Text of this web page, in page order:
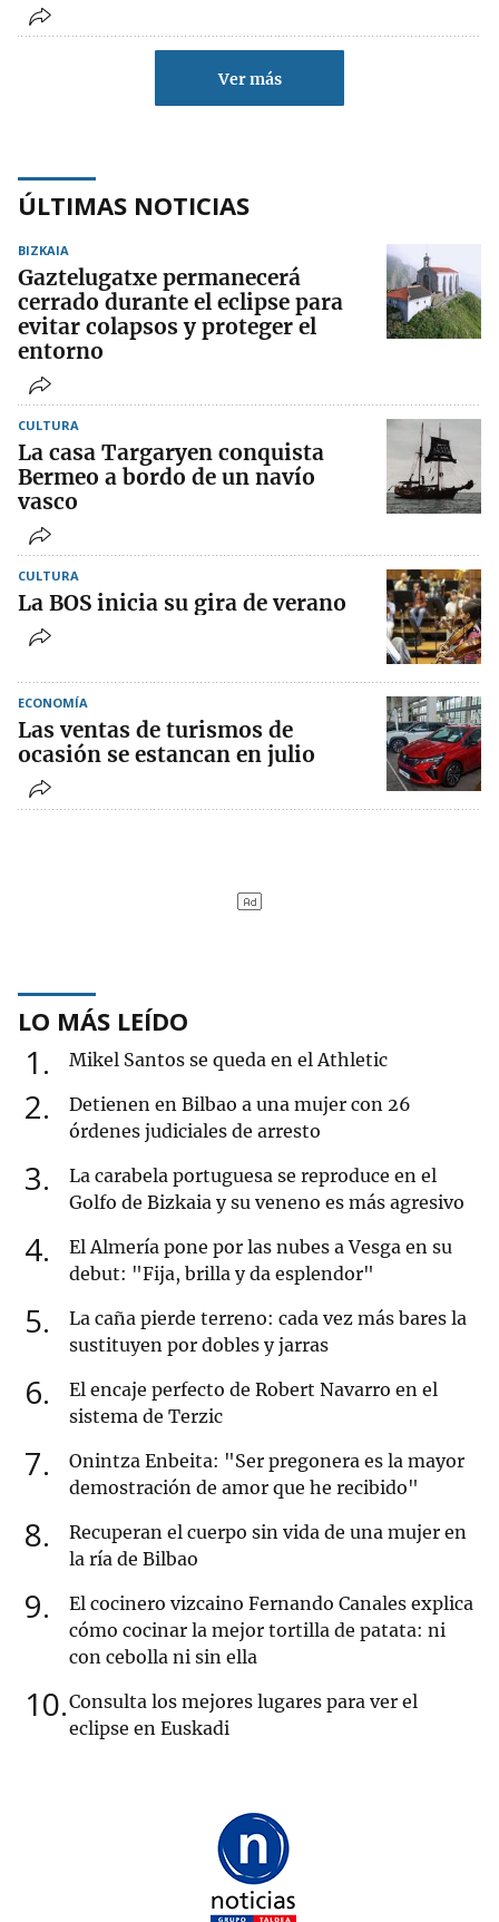
Ver más
ÚLTIMAS NOTICIAS
BIZKAIA
Gaztelugatxe permanecerá
cerrado durante el eclipse para
evitar colapsos y proteger el
entorno
CULTURA
La casa Targaryen conquista
Bermeo a bordo de un navío
vasco
CULTURA
La BOS inicia su gira de verano
ECONOMÍA
Las ventas de turismos de
ocasión se estancan en julio
LO MÁS LEÍDO
1 Mikel Santos se queda en el Athletic
2
Detienen en Bilbao a una mujer con 26
órdenes judiciales de arresto
3
La carabela portuguesa se reproduce en el
Golfo de Bizkaia y su veneno es más agresivo
4
El Almería pone por las nubes a Vesga en su
debut: "Fija, brilla y da esplendor"
5
La caña pierde terreno: cada vez más bares la
sustituyen por dobles y jarras
6
El encaje perfecto de Robert Navarro en el
sistema de Terzic
7
Onintza Enbeita: "Ser pregonera es la mayor
demostración de amor que he recibido"
8
Recuperan el cuerpo sin vida de una mujer en
la ría de Bilbao
9
El cocinero vizcaino Fernando Canales explica
cómo cocinar la mejor tortilla de patata: ni
con cebolla ni sin ella
10 Consulta los mejores lugares para ver el
eclipse en Euskadi